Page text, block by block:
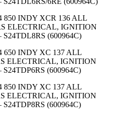
850 INDY XCR 136 ALL
ELECTRICAL, IGNITION
(600964C)
650 INDY XC 137 ALL
ELECTRICAL, IGNITION
(600964C)
850 INDY XC 137 ALL
ELECTRICAL, IGNITION
(600964C)